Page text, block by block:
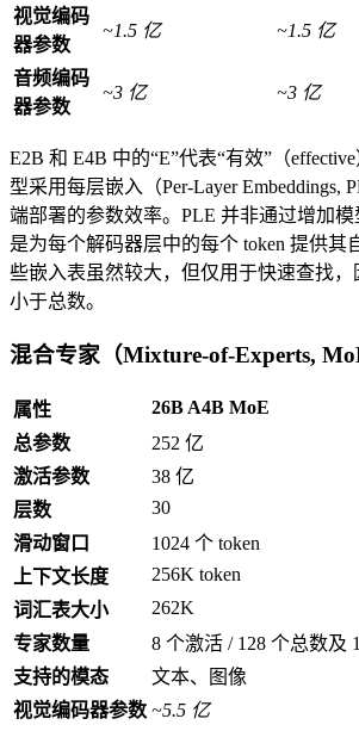
视觉编码
器参数
~1.5 亿 ~1.5 亿
音频编码
器参数
~3 亿 ~3 亿
E2B 和 E4B 中的“E”代表“有效”（
型采用每层嵌入（Per-Layer Embeddings,
端部署的参数效率。PLE 并非通过增加
是为每个解码器层中的每个 token 提供其
些嵌入表虽然较大，但仅用于快速查找
小于总数。
混合专家（Mixture-of-Experts,
属性
26B A4B MoE
总参数
252 亿
激活参数
38 亿
层数
30
滑动窗口
1024 个 token
上下文长度
256K token
词汇表大小
262K
专家数量
8 个激活 / 128 个总数及
支持的模态
文本、图像
视觉编码器参数 ~5.5 亿